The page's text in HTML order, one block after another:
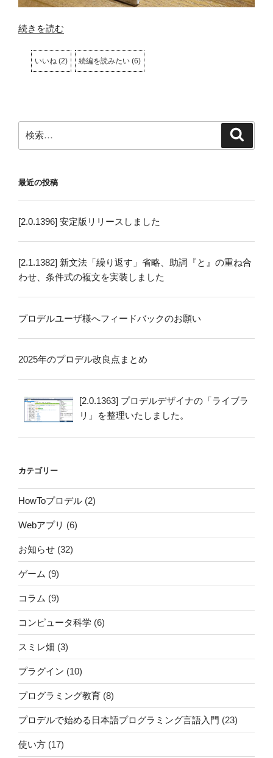
“Bluetooth
タ
ー
を
て
プ
ル
利
ツ
を
作
の
続きを読む
いいね (2) 続編を読みたい (6)
索:
最近の投稿
[2.0.1396] 安定版リリースしました
[2.1.1382] 新文法「繰り返す」省略、助詞『と』の重ね合
わせ、条件式の複文を実装しました
プロデルユーザ様へフィードバックのお願い
2025年のプロデル改良点まとめ
[2.0.1363] プロデルデザイナの「ライブラ
リ」を整理いたしました。
カテゴリー
HowToプロデル (2)
Webアプリ (6)
お知らせ (32)
ゲーム (9)
コラム (9)
コンピュータ科学 (6)
スミレ畑 (3)
プラグイン (10)
プログラミング教育 (8)
プロデルで始める日本語プログラミング言語入門 (23)
使い方 (17)